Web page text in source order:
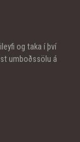
og taka í því
umboðssölu á